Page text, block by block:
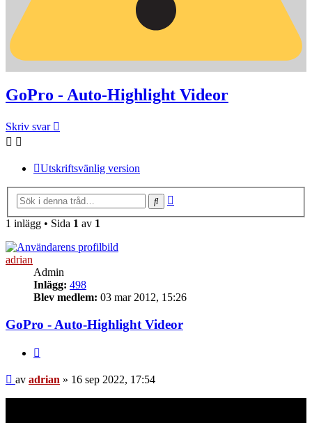
GoPro - Auto-Highlight Videor
Skriv svar
Utskriftsvänlig version
Sök
1 inlägg • Sida 1 av 1
adrian
Admin
Inlägg: 498
Blev medlem: 03 mar 2012, 15:26
GoPro - Auto-Highlight Videor
Inlägg
av adrian » 16 sep 2022, 17:54